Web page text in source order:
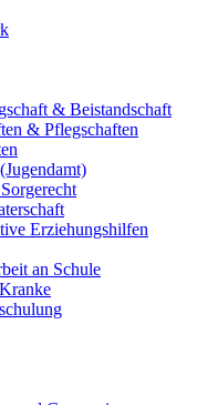
& Beistandschaft
& Pflegschaften
Erziehungshilfen
an Schule